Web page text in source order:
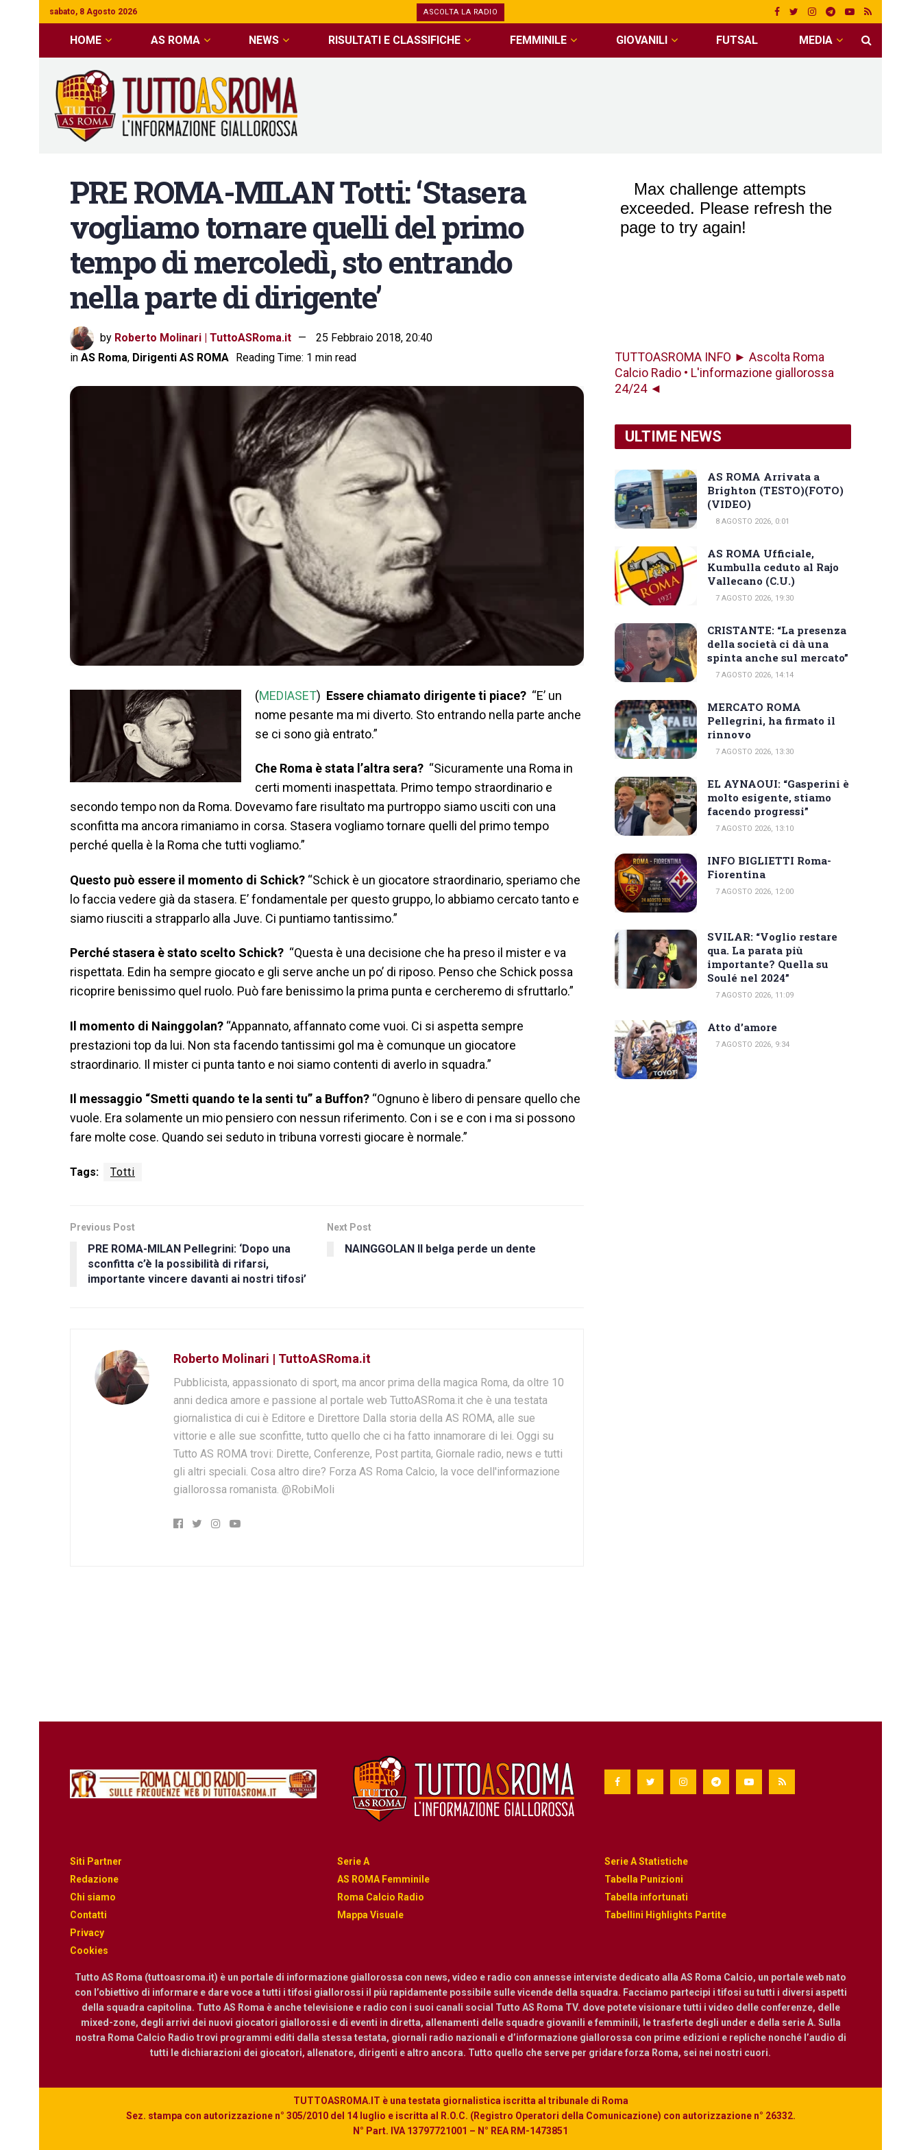
sabato, 8 Agosto 2026 ASCOLTA LA RADIO
HOME AS ROMA NEWS RISULTATI E CLASSIFICHE FEMMINILE GIOVANILI FUTSAL MEDIA
PRE ROMA-MILAN Totti: ‘Stasera
vogliamo tornare quelli del primo
tempo di mercoledì, sto entrando
nella parte di dirigente’
by Roberto Molinari | TuttoASRoma.it
25 Febbraio 2018, 20:40
in AS Roma, Dirigenti AS ROMA Reading Time: 1 min read
(MEDIASET) Essere chiamato dirigente ti piace? “E’ un
nome pesante ma mi diverto. Sto entrando nella parte anche
se ci sono già entrato.”
Che Roma è stata l’altra sera? “Sicuramente una Roma in
certi momenti inaspettata. Primo tempo straordinario e
secondo tempo non da Roma. Dovevamo fare risultato ma purtroppo siamo usciti con una
sconfitta ma ancora rimaniamo in corsa. Stasera vogliamo tornare quelli del primo tempo
perché quella è la Roma che tutti vogliamo.”
Questo può essere il momento di Schick? “Schick è un giocatore straordinario, speriamo che
lo faccia vedere già da stasera. E’ fondamentale per questo gruppo, lo abbiamo cercato tanto e
siamo riusciti a strapparlo alla Juve. Ci puntiamo tantissimo.”
Perché stasera è stato scelto Schick? “Questa è una decisione che ha preso il mister e va
rispettata. Edin ha sempre giocato e gli serve anche un po’ di riposo. Penso che Schick possa
ricoprire benissimo quel ruolo. Può fare benissimo la prima punta e cercheremo di sfruttarlo.”
Il momento di Nainggolan? “Appannato, affannato come vuoi. Ci si aspetta sempre
prestazioni top da lui. Non sta facendo tantissimi gol ma è comunque un giocatore
straordinario. Il mister ci punta tanto e noi siamo contenti di averlo in squadra.”
Il messaggio “Smetti quando te la senti tu” a Buffon? “Ognuno è libero di pensare quello che
vuole. Era solamente un mio pensiero con nessun riferimento. Con i se e con i ma si possono
fare molte cose. Quando sei seduto in tribuna vorresti giocare è normale.”
Tags: Totti
Previous Post
PRE ROMA-MILAN Pellegrini: ‘Dopo una
sconfitta c’è la possibilità di rifarsi,
importante vincere davanti ai nostri tifosi’
Next Post
NAINGGOLAN Il belga perde un dente
Roberto Molinari | TuttoASRoma.it
Pubblicista, appassionato di sport, ma ancor prima della magica Roma, da oltre 10
anni dedica amore e passione al portale web TuttoASRoma.it che è una testata
giornalistica di cui è Editore e Direttore Dalla storia della AS ROMA, alle sue
vittorie e alle sue sconfitte, tutto quello che ci ha fatto innamorare di lei. Oggi su
Tutto AS ROMA trovi: Dirette, Conferenze, Post partita, Giornale radio, news e tutti
gli altri speciali. Cosa altro dire? Forza AS Roma Calcio, la voce dell'informazione
giallorossa romanista. @RobiMoli
TUTTOASROMA INFO ► Ascolta Roma
Calcio Radio • L'informazione giallorossa
24/24 ◄
ULTIME NEWS
AS ROMA Arrivata a
Brighton (TESTO)(FOTO)
(VIDEO)
8 AGOSTO 2026, 0:01
AS ROMA Ufficiale,
Kumbulla ceduto al Rajo
Vallecano (C.U.)
7 AGOSTO 2026, 19:30
CRISTANTE: “La presenza
della società ci dà una
spinta anche sul mercato”
7 AGOSTO 2026, 14:14
MERCATO ROMA
Pellegrini, ha firmato il
rinnovo
7 AGOSTO 2026, 13:30
EL AYNAOUI: “Gasperini è
molto esigente, stiamo
facendo progressi”
7 AGOSTO 2026, 13:10
INFO BIGLIETTI Roma-
Fiorentina
7 AGOSTO 2026, 12:00
SVILAR: “Voglio restare
qua. La parata più
importante? Quella su
Soulé nel 2024”
7 AGOSTO 2026, 11:09
Atto d’amore
7 AGOSTO 2026, 9:34
Siti Partner
Redazione
Chi siamo
Contatti
Privacy
Cookies
Serie A
AS ROMA Femminile
Roma Calcio Radio
Mappa Visuale
Serie A Statistiche
Tabella Punizioni
Tabella infortunati
Tabellini Highlights Partite
Tutto AS Roma (tuttoasroma.it) è un portale di informazione giallorossa con news, video e radio con annesse interviste dedicato alla AS Roma Calcio, un portale web nato
con l’obiettivo di informare e dare voce a tutti i tifosi giallorossi il più rapidamente possibile sulle vicende della squadra. Facciamo partecipi i tifosi su tutti i diversi aspetti
della squadra capitolina. Tutto AS Roma è anche televisione e radio con i suoi canali social Tutto AS Roma TV. dove potete visionare tutti i video delle conferenze, delle
mixed-zone, degli arrivi dei nuovi giocatori giallorossi e di eventi in diretta, allenamenti delle squadre giovanili e femminili, le trasferte degli under e della serie A. Sulla
nostra Roma Calcio Radio trovi programmi editi dalla stessa testata, giornali radio nazionali e d’informazione giallorossa con prime edizioni e repliche nonché l’audio di
tutti le dichiarazioni dei giocatori, allenatore, dirigenti e altro ancora. Tutto quello che serve per gridare forza Roma, sei nei nostri cuori.
TUTTOASROMA.IT è una testata giornalistica iscritta al tribunale di Roma
Sez. stampa con autorizzazione n° 305/2010 del 14 luglio e iscritta al R.O.C. (Registro Operatori della Comunicazione) con autorizzazione n° 26332.
N° Part. IVA 13797721001 – N° REA RM-1473851